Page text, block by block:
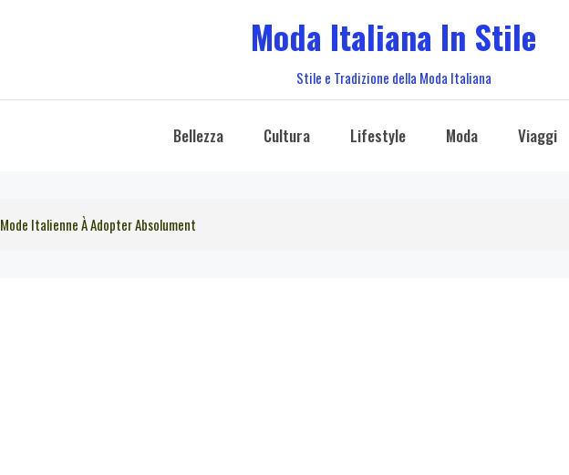
Moda Italiana In Stile
Stile e Tradizione della Moda Italiana
Bellezza Cultura Lifestyle Moda Viaggi
Italienne À Adopter Absolument